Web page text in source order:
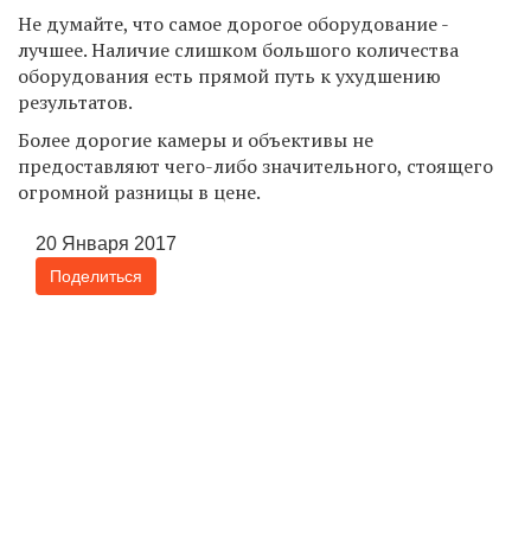
Не думайте, что самое дорогое оборудование -
лучшее. Наличие слишком большого количества
оборудования есть прямой путь к ухудшению
результатов.
Более дорогие камеры и объективы не
предоставляют чего-либо значительного, стоящего
огромной разницы в цене.
20 Января 2017
Поделиться